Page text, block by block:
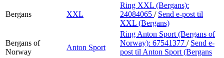
Bergans XXL
Ring XXL (Bergans):
24084065 / Send e-post til
XXL (Bergans)
Bergans of
Norway
Anton Sport
Ring Anton Sport (Bergans of
Norway): 67541377 / Send e-
post til Anton Sport (Bergans